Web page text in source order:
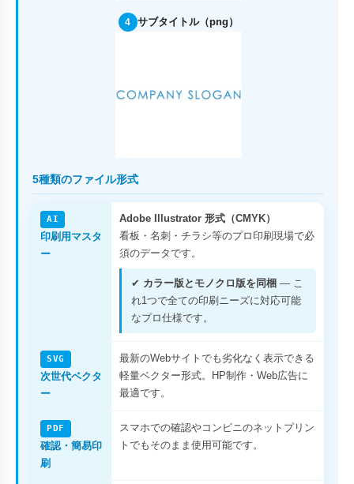
4 サブタイトル（png）
5種類のファイル形式
AI
印刷用マスタ
ー
Adobe Illustrator 形式（CMYK）
看板・名刺・チラシ等のプロ印刷現場で必
須のデータです。
✔ カラー版とモノクロ版を同梱 — こ
れ1つで全ての印刷ニーズに対応可能
なプロ仕様です。
SVG
次世代ベクタ
ー
最新のWebサイトでも劣化なく表示できる
軽量ベクター形式。HP制作・Web広告に
最適です。
PDF
確認・簡易印
刷
スマホでの確認やコンビニのネットプリン
トでもそのまま使用可能です。